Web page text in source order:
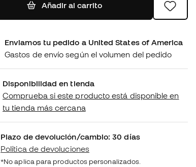
Añadir al carrito
Enviamos tu pedido a United States of America
Gastos de envío según el volumen del pedido
Disponibilidad en tienda
Comprueba si este producto está disponible en
tu tienda más cercana
Plazo de devolución/cambio: 30 días
Política de devoluciones
*No aplica para productos personalizados.